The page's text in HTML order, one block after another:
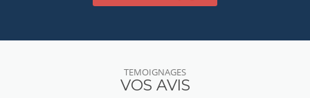
TEMOIGNAGES
VOS AVIS